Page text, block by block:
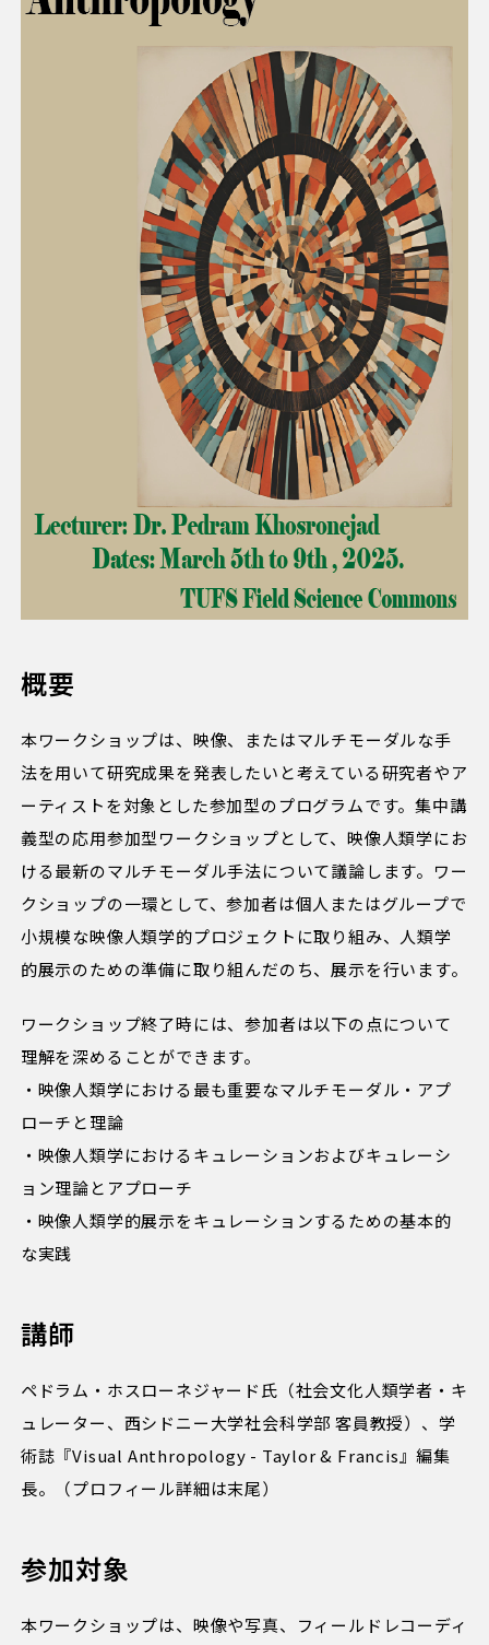
概要
本ワークショップは、映像、またはマルチモーダルな手
法を用いて研究成果を発表したいと考えている研究者やア
ーティストを対象とした参加型のプログラムです。集中講
義型の応用参加型ワークショップとして、映像人類学にお
ける最新のマルチモーダル手法について議論します。ワー
クショップの一環として、参加者は個人またはグループで
小規模な映像人類学的プロジェクトに取り組み、人類学
的展示のための準備に取り組んだのち、展示を行います。
ワークショップ終了時には、参加者は以下の点について
理解を深めることができます。
・映像人類学における最も重要なマルチモーダル・アプ
ローチと理論
・映像人類学におけるキュレーションおよびキュレーシ
ョン理論とアプローチ
・映像人類学的展示をキュレーションするための基本的
な実践
講師
ペドラム・ホスローネジャード氏（社会文化人類学者・キ
ュレーター、西シドニー大学社会科学部 客員教授）、学
術誌『Visual Anthropology - Taylor & Francis』編集
長。（プロフィール詳細は末尾）
参加対象
本ワークショップは、映像や写真、フィールドレコーディ